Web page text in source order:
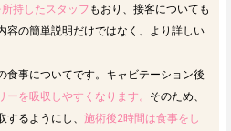
持したスタッフ もおり、接客についても
容の簡単説明だけではなく、より詳しい
食事についてです。キャビテーション後
ーを吸収しやすくなります。 そのため、
るようにし、 施術後2時間は食事をし